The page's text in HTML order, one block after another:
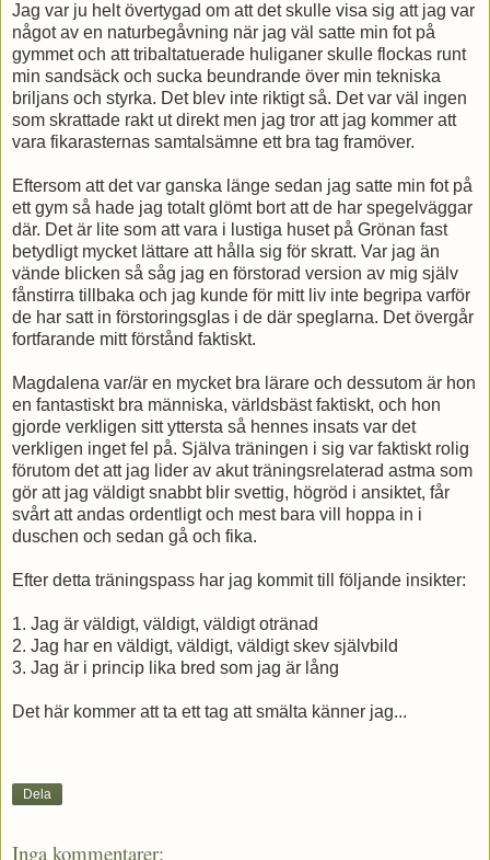
Jag var ju helt övertygad om att det skulle visa sig att jag var
något av en naturbegåvning när jag väl satte min fot på
gymmet och att tribaltatuerade huliganer skulle flockas runt
min sandsäck och sucka beundrande över min tekniska
briljans och styrka. Det blev inte riktigt så. Det var väl ingen
som skrattade rakt ut direkt men jag tror att jag kommer att
vara fikarasternas samtalsämne ett bra tag framöver.
Eftersom att det var ganska länge sedan jag satte min fot på
ett gym så hade jag totalt glömt bort att de har spegelväggar
där. Det är lite som att vara i lustiga huset på Grönan fast
betydligt mycket lättare att hålla sig för skratt. Var jag än
vände blicken så såg jag en förstorad version av mig själv
fånstirra tillbaka och jag kunde för mitt liv inte begripa varför
de har satt in förstoringsglas i de där speglarna. Det övergår
fortfarande mitt förstånd faktiskt.
Magdalena var/är en mycket bra lärare och dessutom är hon
en fantastiskt bra människa, världsbäst faktiskt, och hon
gjorde verkligen sitt yttersta så hennes insats var det
verkligen inget fel på. Själva träningen i sig var faktiskt rolig
förutom det att jag lider av akut träningsrelaterad astma som
gör att jag väldigt snabbt blir svettig, högröd i ansiktet, får
svårt att andas ordentligt och mest bara vill hoppa in i
duschen och sedan gå och fika.
Efter detta träningspass har jag kommit till följande insikter:
1. Jag är väldigt, väldigt, väldigt otränad
2. Jag har en väldigt, väldigt, väldigt skev självbild
3. Jag är i princip lika bred som jag är lång
Det här kommer att ta ett tag att smälta känner jag...
Dela
Inga kommentarer: